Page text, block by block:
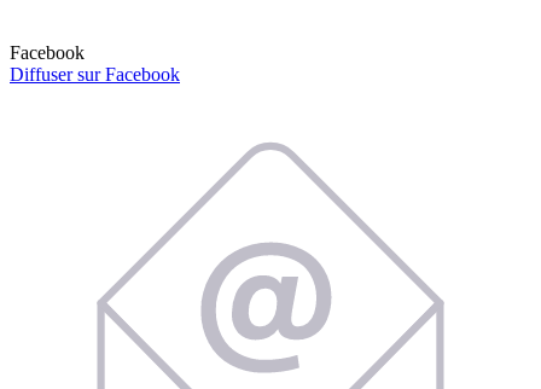
Facebook
Diffuser sur Facebook